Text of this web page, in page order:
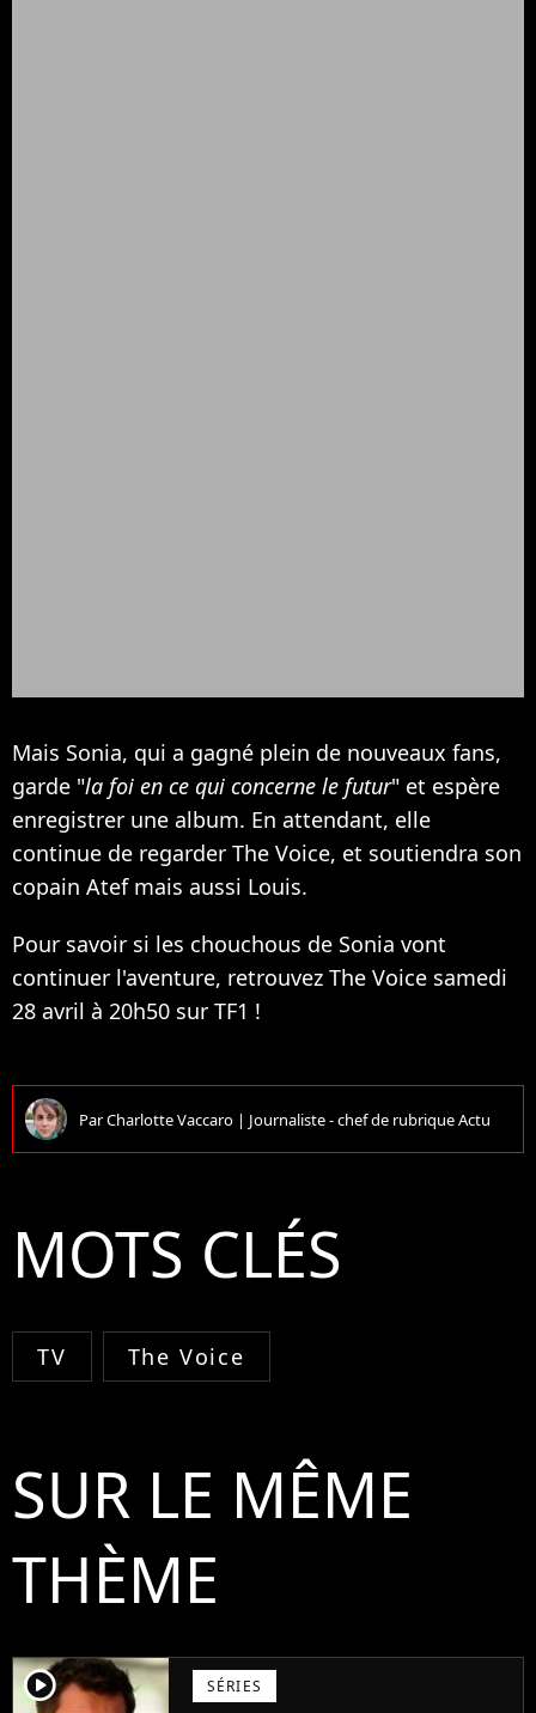
Mais Sonia, qui a gagné plein de nouveaux fans,
garde "la foi en ce qui concerne le futur" et espère
enregistrer une album. En attendant, elle
continue de regarder The Voice, et soutiendra son
copain Atef mais aussi Louis.
Pour savoir si les chouchous de Sonia vont
continuer l'aventure, retrouvez The Voice samedi
28 avril à 20h50 sur TF1 !
ParCharlotte Vaccaro | Journaliste - chef de rubrique Actu
MOTS CLÉS
TV The Voice
SUR LE MÊME
THÈME
player2 SÉRIES